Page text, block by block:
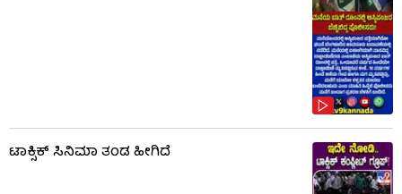
ಟಾಕ್ಸಿಕ್​​​ ಸಿನಿಮಾ ತಂಡ ಹೀಗಿದೆ